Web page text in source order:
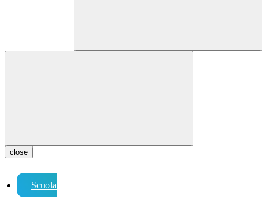
close
Scuola